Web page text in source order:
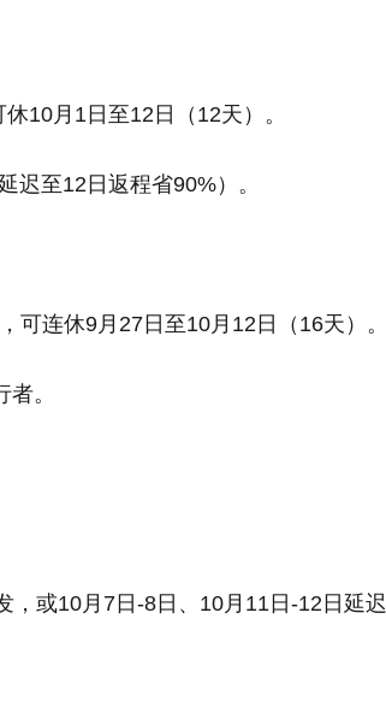
10月1日至12日（12天）。
迟至12日返程省90%）。
可连休9月27日至10月12日（16天）。
。
，或10月7日-8日、10月11日-12日延迟